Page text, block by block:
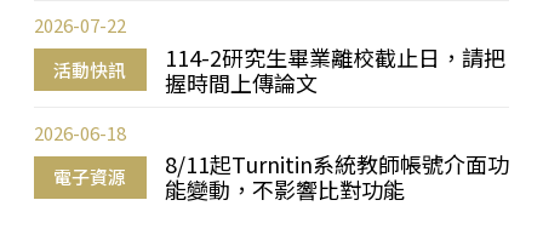
活動快訊
114-2研究生畢業離校截止日，請把
握時間上傳論文
2026-07-22
電子資源
8/11起Turnitin系統教師帳號介面功
能變動，不影響比對功能
2026-06-18